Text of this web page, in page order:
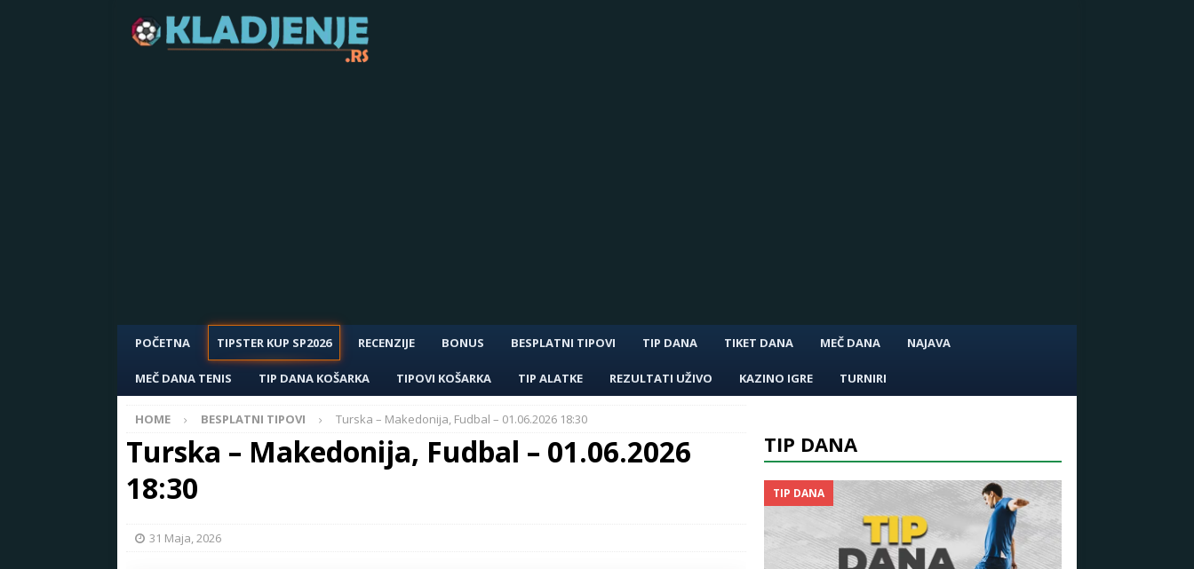
POČETNA TIPSTER KUP SP2026 RECENZIJE BONUS BESPLATNI TIPOVI TIP DANA TIKET DANA MEČ DANA NAJAVA
MEČ DANA TENIS TIP DANA KOŠARKA TIPOVI KOŠARKA TIP ALATKE REZULTATI UŽIVO KAZINO IGRE TURNIRI
HOME BESPLATNI TIPOVI Turska – Makedonija, Fudbal – 01.06.2026 18:30
Turska – Makedonija, Fudbal – 01.06.2026
18:30
31 Maja, 2026
TIP DANA
TIP DANA